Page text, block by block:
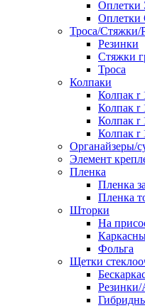
Оплетки
Троса/Стяжки/
Резинки
Стяжки
Троса
Колпаки
Колпак r
Колпак r
Колпак r
Колпак r
Органайзеры/
Элемент
Пленка
Пленка
Пленка
Шторки
На
Фольга
Щетки